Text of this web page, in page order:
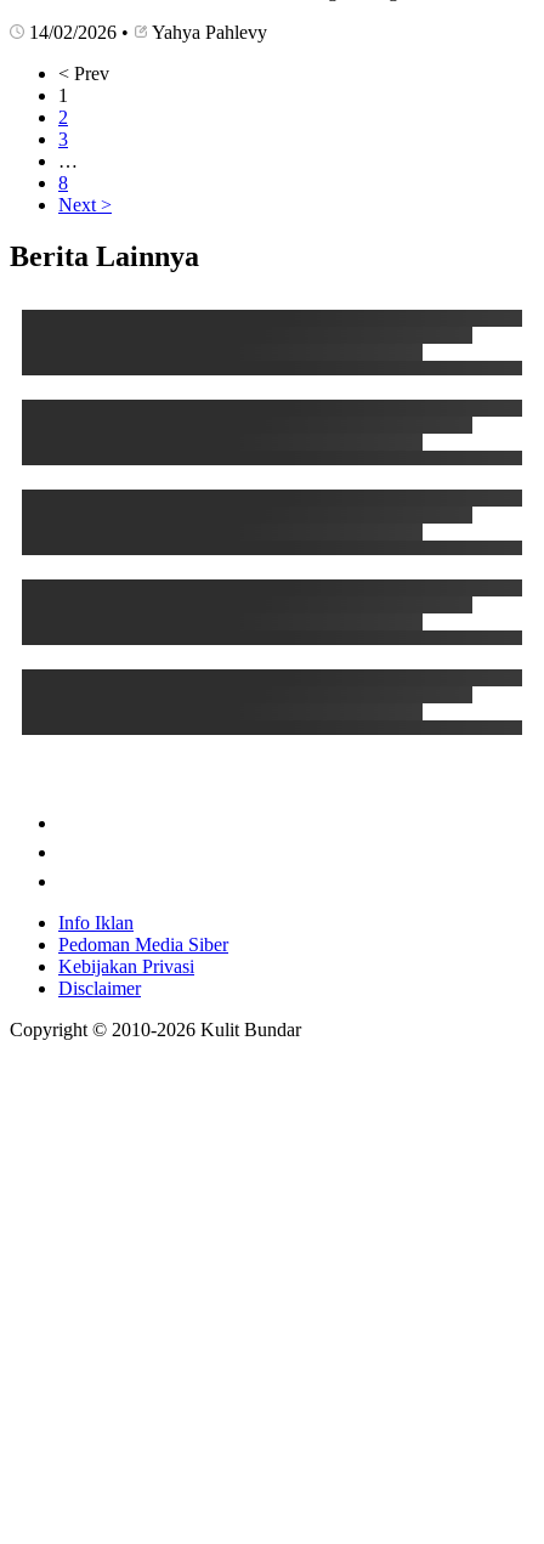
14/02/2026 •
Yahya Pahlevy
< Prev
1
2
3
…
8
Next >
Berita Lainnya
Info Iklan
Pedoman Media Siber
Kebijakan Privasi
Disclaimer
Copyright © 2010-2026 Kulit Bundar